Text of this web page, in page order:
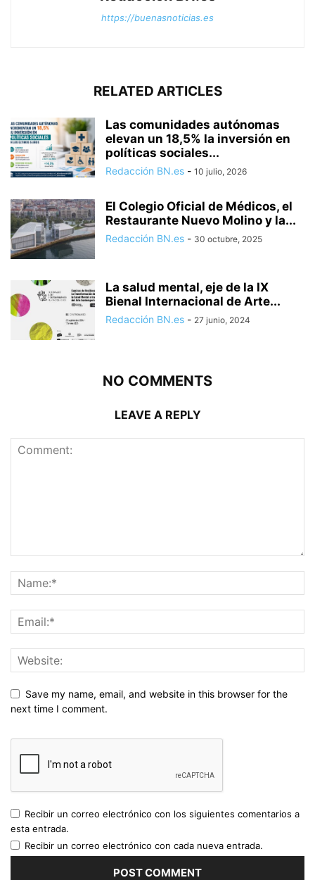
https://buenasnoticias.es
RELATED ARTICLES
Las comunidades autónomas
elevan un 18,5% la inversión en
políticas sociales...
Redacción BN.es - 10 julio, 2026
El Colegio Oficial de Médicos, el
Restaurante Nuevo Molino y la...
Redacción BN.es - 30 octubre, 2025
La salud mental, eje de la IX
Bienal Internacional de Arte...
Redacción BN.es - 27 junio, 2024
NO COMMENTS
LEAVE A REPLY
Save my name, email, and website in this browser for the
next time I comment.
Recibir un correo electrónico con los siguientes comentarios a
esta entrada.
Recibir un correo electrónico con cada nueva entrada.